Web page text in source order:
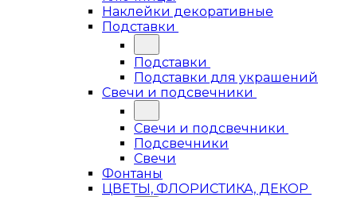
Наклейки декоративные
Подставки
Подставки
Подставки для украшений
Свечи и подсвечники
Свечи и подсвечники
Подсвечники
Свечи
Фонтаны
ЦВЕТЫ, ФЛОРИСТИКА, ДЕКОР